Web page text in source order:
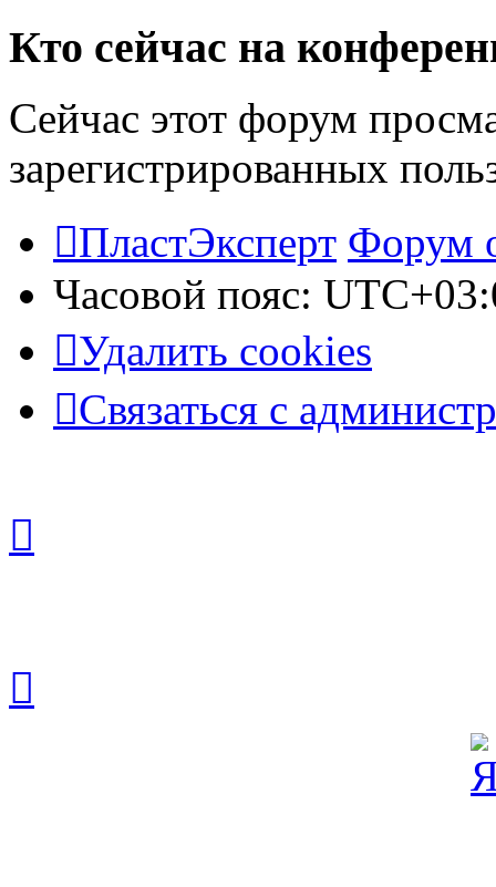
Кто сейчас на
Сейчас этот форум
зарегистрированных
ПластЭксперт Форум
Часовой пояс:
Удалить cookies
Связаться с